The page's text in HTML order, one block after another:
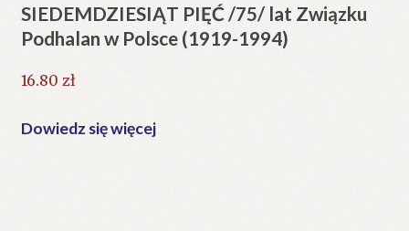
SIEDEMDZIESIĄT PIĘĆ /75/ lat Związku
Podhalan w Polsce (1919-1994)
16.80 zł
Dowiedz się więcej